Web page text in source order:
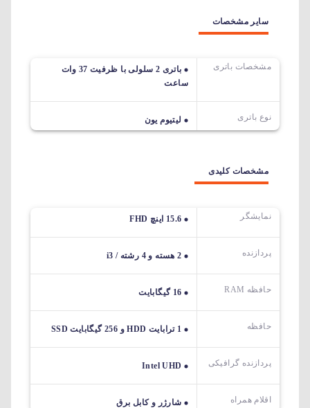
سایر مشخصات
مشخصات باتری
باتری 2 سلولی با ظرفیت 37 وات
ساعت
نوع باتری لیتیوم یون
مشخصات کلیدی
نمایشگر 15.6 اینچ FHD
پردازنده 2 هسته و 4 رشته / i3
حافظه RAM 16 گیگابایت
حافظه 1 ترابایت HDD و 256 گیگابایت SSD
پردازنده گرافیکی Intel UHD
اقلام همراه شارژر و کابل برق